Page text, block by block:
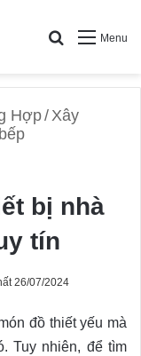
Menu
Search for
Hợp/Xây
bị nhà
tín
26/07/2024
đồ thiết yếu mà
Tuy nhiên, để tìm